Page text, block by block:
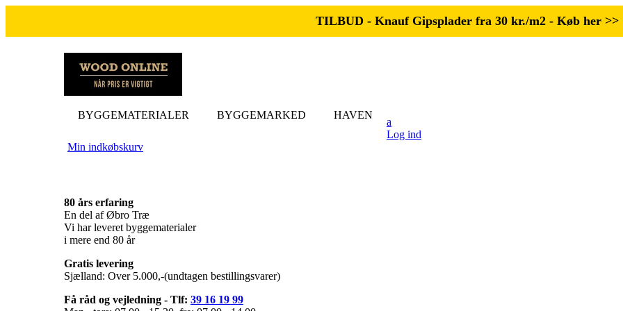
TILBUD - Knauf Gipsplader fra 30 kr./m2 - Køb her >>
BYGGEMATERIALER BYGGEMARKED
HAVEN
Log ind
Min indkøbskurv
80 års erfaring
En del af Øbro Træ
Vi har leveret byggematerialer
i mere end 80 år
Gratis levering
Sjælland: Over 5.000,-(undtagen bestillingsvarer)
Få råd og vejledning - Tlf: 39 16 19 99